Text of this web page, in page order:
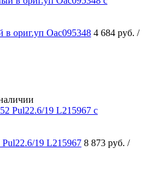
в ориг.уп Oac095348 4 684 руб. /
Pul22.6/19 L215967 8 873 руб. /